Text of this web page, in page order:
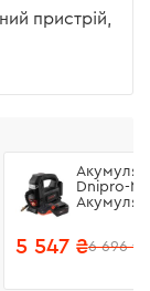
пристрій,
Dnipro-M
5 547 ₴6 696 ₴